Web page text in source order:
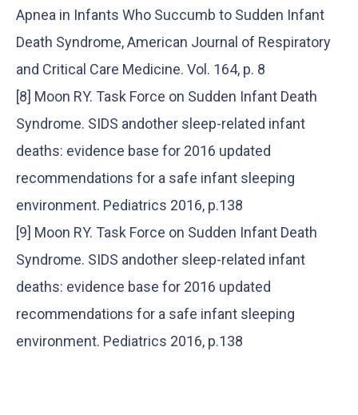
Apnea in Infants Who Succumb to Sudden Infant
Death Syndrome, American Journal of Respiratory
and Critical Care Medicine. Vol. 164, p. 8
[8] Moon RY. Task Force on Sudden Infant Death
Syndrome. SIDS andother sleep-related infant
deaths: evidence base for 2016 updated
recommendations for a safe infant sleeping
environment. Pediatrics 2016, p.138
[9] Moon RY. Task Force on Sudden Infant Death
Syndrome. SIDS andother sleep-related infant
deaths: evidence base for 2016 updated
recommendations for a safe infant sleeping
environment. Pediatrics 2016, p.138